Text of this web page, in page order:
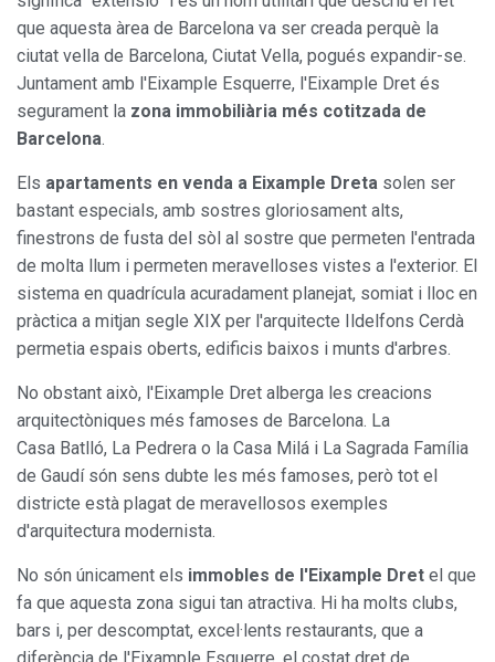
que aquesta àrea de Barcelona va ser creada perquè la
ciutat vella de Barcelona, Ciutat Vella, pogués expandir-se.
Juntament amb l'Eixample Esquerre, l'Eixample Dret és
segurament la zona immobiliària més cotitzada de
Barcelona.
Els apartaments en venda a Eixample Dreta solen ser
bastant especials, amb sostres gloriosament alts,
finestrons de fusta del sòl al sostre que permeten l'entrada
de molta llum i permeten meravelloses vistes a l'exterior. El
sistema en quadrícula acuradament planejat, somiat i lloc en
pràctica a mitjan segle XIX per l'arquitecte Ildelfons Cerdà
permetia espais oberts, edificis baixos i munts d'arbres.
No obstant això, l'Eixample Dret alberga les creacions
arquitectòniques més famoses de Barcelona. La
Casa Batlló, La Pedrera o la Casa Milá i La Sagrada Família
de Gaudí són sens dubte les més famoses, però tot el
districte està plagat de meravellosos exemples
d'arquitectura modernista.
No són únicament els immobles de l'Eixample Dret el que
fa que aquesta zona sigui tan atractiva. Hi ha molts clubs,
bars i, per descomptat, excel·lents restaurants, que a
diferència de l'Eixample Esquerre, el costat dret de